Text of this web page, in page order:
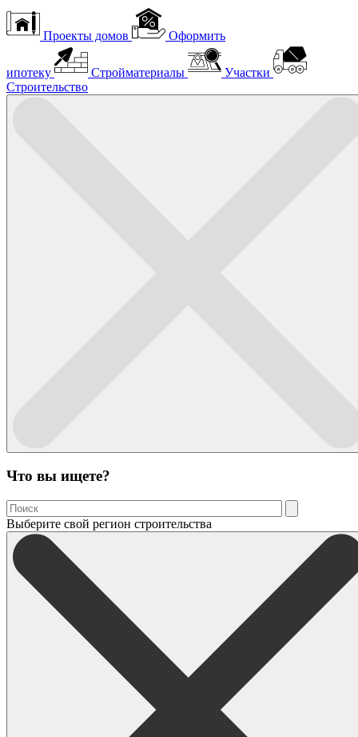
Проекты домов Оформить
ипотеку Стройматериалы
Участки
Строительство
Что вы ищете?
Выберите свой регион строительства